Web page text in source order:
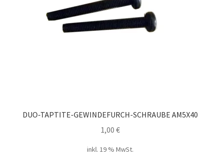
DUO-TAPTITE-GEWINDEFURCH-SCHRAUBE AM5X40
1,00 €
inkl. 19 % MwSt.